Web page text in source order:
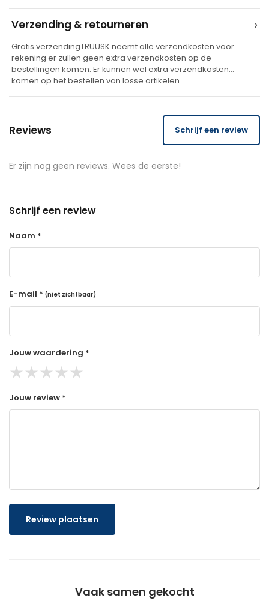
e
Verzending & retourneren ›
Gratis verzendingTRUUSK neemt alle verzendkosten voor
rekening er zullen geen extra verzendkosten op de
bestellingen komen. Er kunnen wel extra verzendkosten
komen op het bestellen van losse artikelen…
Reviews Schrijf een review
Er zijn nog geen reviews. Wees de eerste!
Schrijf een review
Naam *
E-mail * (niet zichtbaar)
Jouw waardering *
★★★★★
Jouw review *
Review plaatsen
Vaak samen gekocht